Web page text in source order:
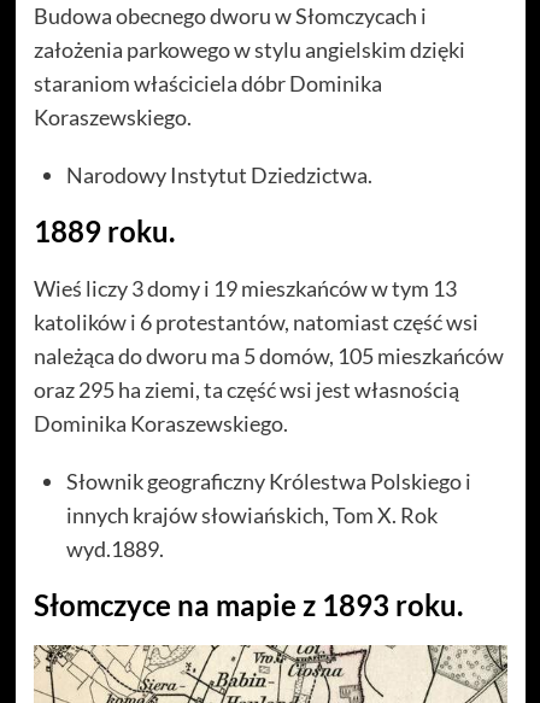
Budowa obecnego dworu w Słomczycach i
założenia parkowego w stylu angielskim dzięki
staraniom właściciela dóbr Dominika
Koraszewskiego.
Narodowy Instytut Dziedzictwa.
1889 roku.
Wieś liczy 3 domy i 19 mieszkańców w tym 13
katolików i 6 protestantów, natomiast część wsi
należąca do dworu ma 5 domów, 105 mieszkańców
oraz 295 ha ziemi, ta część wsi jest własnością
Dominika Koraszewskiego.
Słownik geograficzny Królestwa Polskiego i
innych krajów słowiańskich, Tom X. Rok
wyd.1889.
Słomczyce na mapie z 1893 roku.